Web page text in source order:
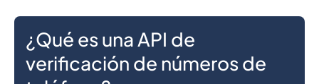
¿Qué es una API de
verificación de números de